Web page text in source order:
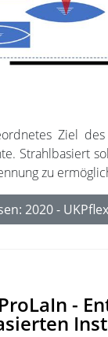
Ziel
Strahlbasiert
zu
2020 -
-